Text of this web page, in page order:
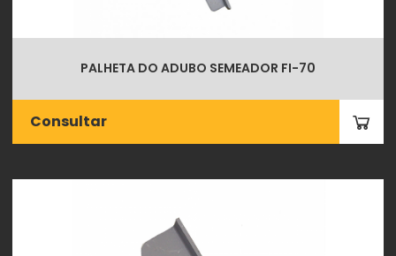
PALHETA DO ADUBO SEMEADOR FI-70
Consultar